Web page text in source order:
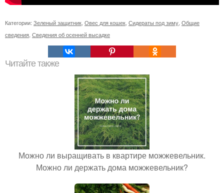
Категории: Зеленый защитник Овес для кошек Сидераты под зиму Общие
сведения Сведения об осенней высадке
Читайте также
Можно ли выращивать в квартире можжевельник.
Можно ли держать дома можжевельник?